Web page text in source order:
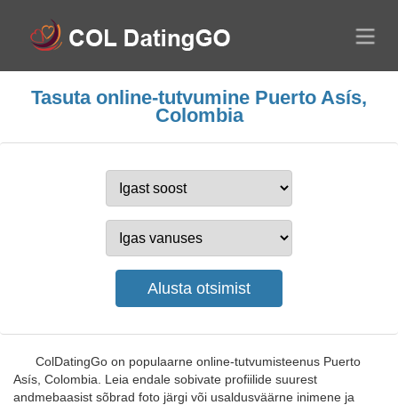
Tasuta online-tutvumine Puerto Asís,
Colombia
ColDatingGo on populaarne online-tutvumisteenus Puerto
Asís, Colombia. Leia endale sobivate profiilide suurest
andmebaasist sõbrad foto järgi või usaldusväärne inimene ja